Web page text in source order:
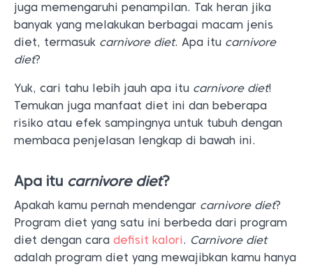
juga memengaruhi penampilan. Tak heran jika
banyak yang melakukan berbagai macam jenis
diet, termasuk carnivore diet. Apa itu carnivore
diet?
Yuk, cari tahu lebih jauh apa itu carnivore diet!
Temukan juga manfaat diet ini dan beberapa
risiko atau efek sampingnya untuk tubuh dengan
membaca penjelasan lengkap di bawah ini.
Apa itu carnivore diet?
Apakah kamu pernah mendengar carnivore diet?
Program diet yang satu ini berbeda dari program
diet dengan cara defisit kalori. Carnivore diet
adalah program diet yang mewajibkan kamu hanya